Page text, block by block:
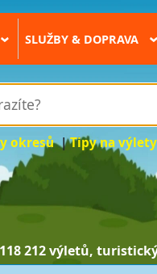
SLUŽBY & DOPRAVA
okresů|Tipy na
118 212 výletů,